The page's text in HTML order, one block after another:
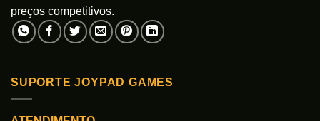
preços competitivos.
SUPORTE JOYPAD GAMES